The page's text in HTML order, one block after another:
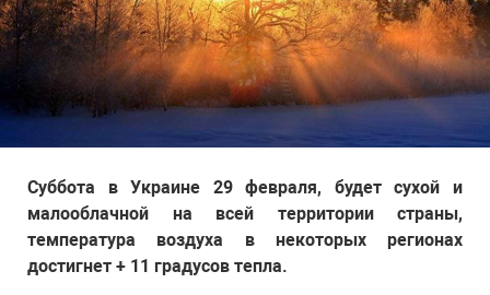
Суббота в Украине 29 февраля, будет сухой и
малооблачной на всей территории страны,
температура воздуха в некоторых регионах
достигнет + 11 градусов тепла.